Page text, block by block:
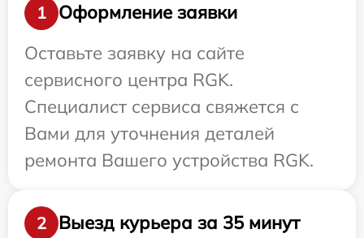
1
Оформление заявки
Оставьте заявку на сайте
сервисного центра RGK.
Специалист сервиса свяжется с
Вами для уточнения деталей
ремонта Вашего устройства RGK.
2
Выезд курьера за 35 минут